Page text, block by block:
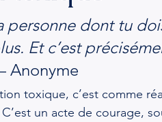
personne dont tu
Et c’est
toxique, c’est comme
C’est un acte de courage,